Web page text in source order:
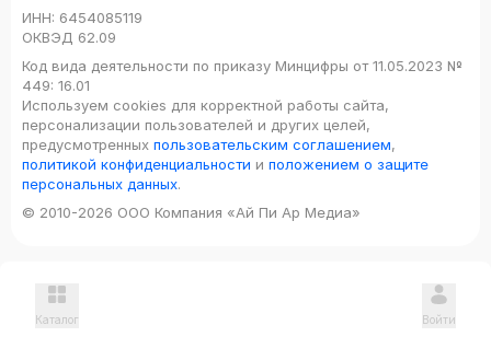
ИНН: 6454085119
ОКВЭД 62.09
Код вида деятельности по приказу Минцифры от 11.05.2023 №
449: 16.01
Используем cookies для корректной работы сайта,
персонализации пользователей и других целей,
предусмотренных пользовательским соглашением,
политикой конфиденциальности и положением о защите
персональных данных.
© 2010-2026 ООО Компания «Ай Пи Ар Медиа»
Каталог Войти